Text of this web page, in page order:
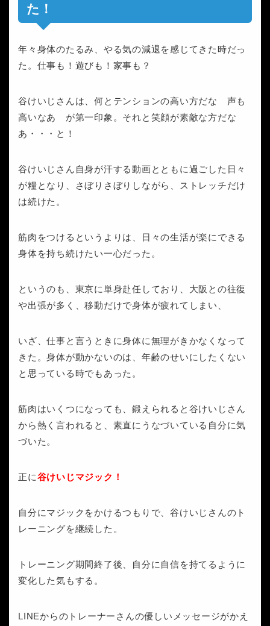
た！
年々身体のたるみ、やる気の減退を感じてきた時だっ
た。仕事も！遊びも！家事も？
谷けいじさんは、何とテンションの高い方だな 声も
高いなあ が第一印象。それと笑顔が素敵な方だな
あ・・・と！
谷けいじさん自身が汗する動画とともに過ごした日々
が糧となり、さぼりさぼりしながら、ストレッチだけ
は続けた。
筋肉をつけるというよりは、日々の生活が楽にできる
身体を持ち続けたい一心だった。
というのも、東京に単身赴任しており、大阪との往復
や出張が多く、移動だけで身体が疲れてしまい、
いざ、仕事と言うときに身体に無理がきかなくなって
きた。身体が動かないのは、年齢のせいにしたくない
と思っている時でもあった。
筋肉はいくつになっても、鍛えられると谷けいじさん
から熱く言われると、素直にうなづいている自分に気
づいた。
正に谷けいじマジック！
自分にマジックをかけるつもりで、谷けいじさんのト
レーニングを継続した。
トレーニング期間終了後、自分に自信を持てるように
変化した気もする。
LINEからのトレーナーさんの優しいメッセージがかえ